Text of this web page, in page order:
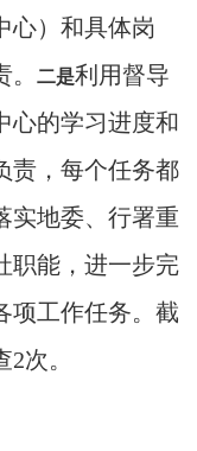
心）和具体岗
。二是利用督导
心的学习进度和
责，每个任务都
实地委、行署重
职能，进一步完
项工作任务。截
次。